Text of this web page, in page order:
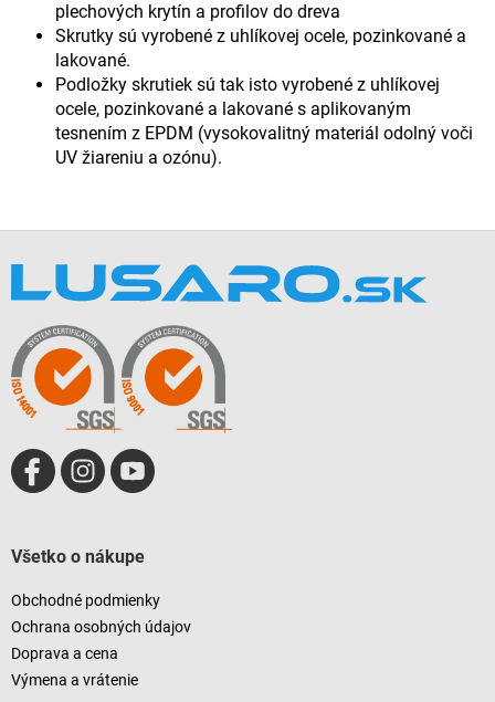
plechových krytín a profilov do dreva
Skrutky sú vyrobené z uhlíkovej ocele, pozinkované a
lakované.
Podložky skrutiek sú tak isto vyrobené z uhlíkovej
ocele, pozinkované a lakované s aplikovaným
tesnením z EPDM (vysokovalitný materiál odolný voči
UV žiareniu a ozónu).
Všetko o nákupe
Obchodné podmienky
Ochrana osobných údajov
Doprava a cena
Výmena a vrátenie